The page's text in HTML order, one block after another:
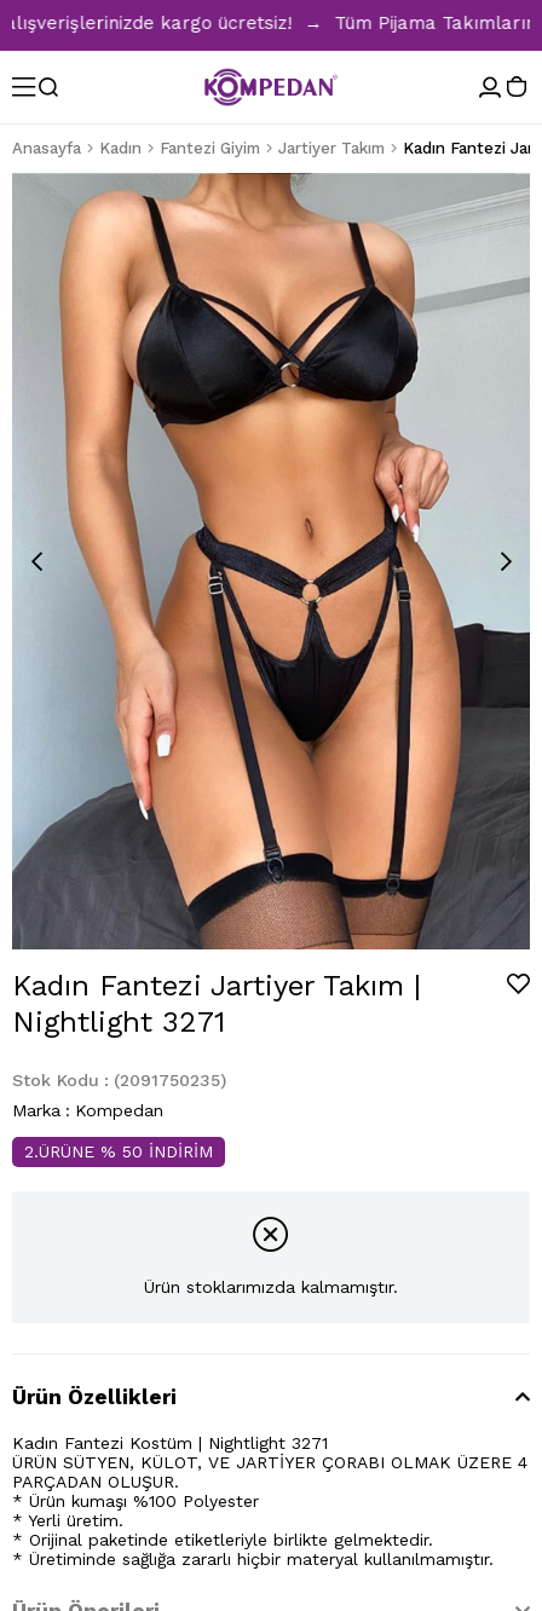
kargo ücretsiz! → Tüm Pijama
Anasayfa Kadın Fantezi Giyim Jartiyer Takım Kadın Fantezi
Kadın Fantezi Jartiyer Takım |
Nightlight 3271
Stok Kodu
(2091750235)
Marka : Kompedan
2.ÜRÜNE % 50 İNDİRİM
Ürün stoklarımızda kalmamıştır.
Ürün Özellikleri
Kadın Fantezi Kostüm | Nightlight 3271
ÜRÜN SÜTYEN, KÜLOT, VE JARTİYER ÇORABI OLMAK ÜZERE 4
PARÇADAN OLUŞUR.
* Ürün kumaşı %100 Polyester
* Yerli üretim.
* Orijinal paketinde etiketleriyle birlikte gelmektedir.
* Üretiminde sağlığa zararlı hiçbir materyal kullanılmamıştır.